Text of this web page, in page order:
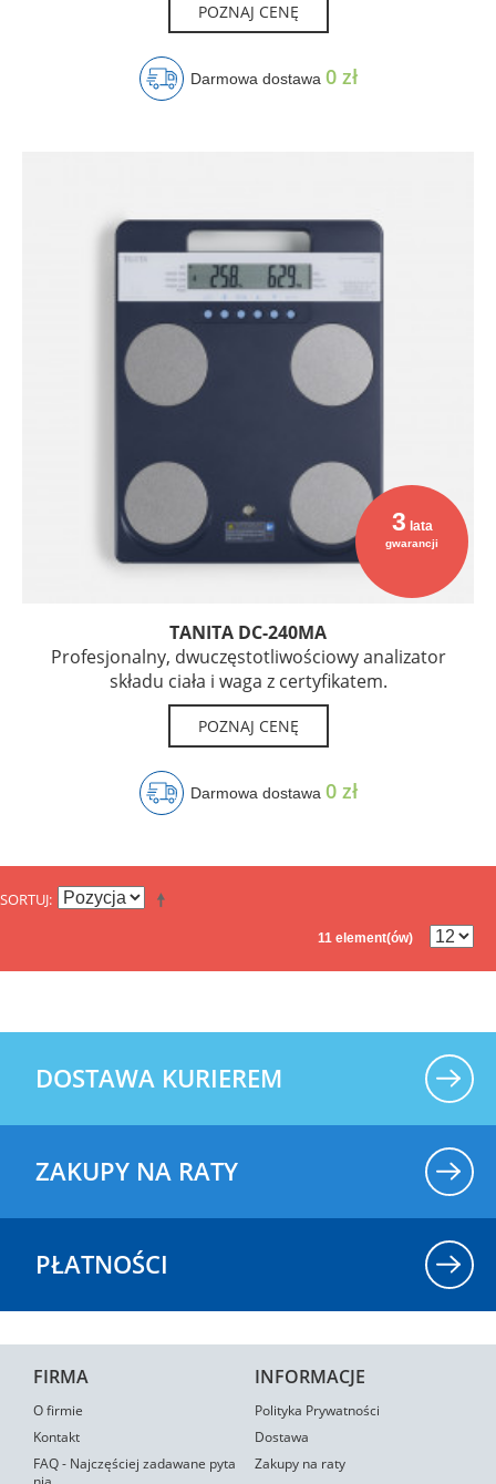
POZNAJ CENĘ
Darmowa dostawa 0 zł
3 lata
gwarancji
TANITA DC-240MA
Profesjonalny, dwuczęstotliwościowy analizator
składu ciała i waga z certyfikatem.
POZNAJ CENĘ
Darmowa dostawa 0 zł
SORTUJ
11 element(ów)
DOSTAWA KURIEREM
ZAKUPY NA RATY
PŁATNOŚCI
FIRMA
O firmie
Kontakt
FAQ - Najczęściej zadawane pyta
INFORMACJE
Polityka Prywatności
Dostawa
Zakupy na raty